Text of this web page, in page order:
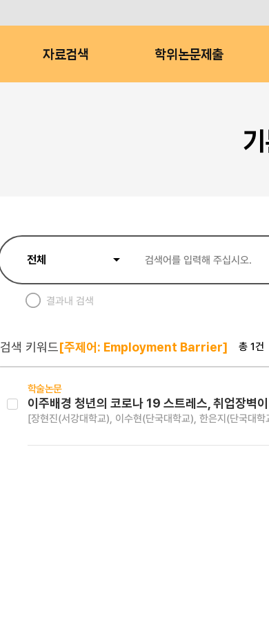
자료검색 학위논문제출
결과내 검색
검색 키워드[주제어: Employment Barrier] 총 1건
학술논문
이주배경 청년의 코로나 19 스트레스, 취업장벽
[장현진(서강대학교), 이수현(단국대학교), 한은지(단국대